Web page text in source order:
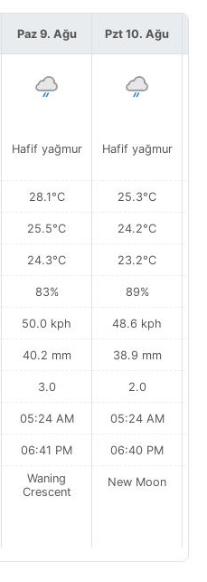
Paz 9. Ağu
Hafif yağmur
28.1°C
25.5°C
24.3°C
83%
50.0 kph
40.2 mm
3.0
05:24 AM
06:41 PM
Waning
Crescent
Pzt 10. Ağu
Hafif yağmur
25.3°C
24.2°C
23.2°C
89%
48.6 kph
38.9 mm
2.0
05:24 AM
06:40 PM
New Moon